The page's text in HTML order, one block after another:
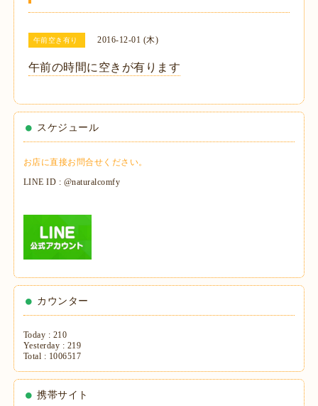
午前空き有り 2016-12-01 (木)
午前の時間に空きが有ります
スケジュール
お店に直接お問合せください。
LINE ID : @naturalcomfy
カウンター
Today : 210
Yesterday : 219
Total : 1006517
携帯サイト